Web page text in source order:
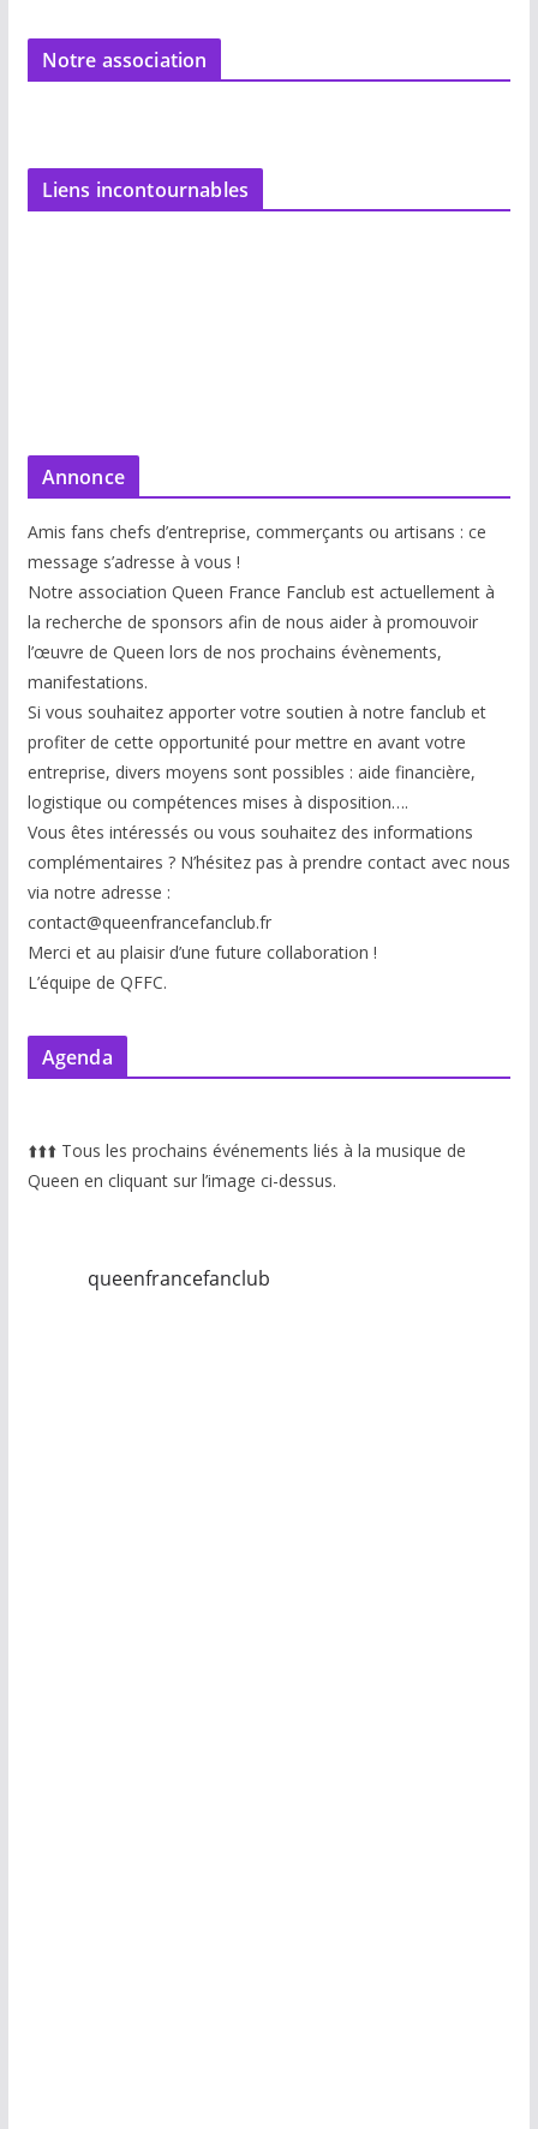
Notre association
Liens incontournables
Annonce
Amis fans chefs d’entreprise, commerçants ou artisans : ce
message s’adresse à vous !
Notre association Queen France Fanclub est actuellement à
la recherche de sponsors afin de nous aider à promouvoir
l’œuvre de Queen lors de nos prochains évènements,
manifestations.
Si vous souhaitez apporter votre soutien à notre fanclub et
profiter de cette opportunité pour mettre en avant votre
entreprise, divers moyens sont possibles : aide financière,
logistique ou compétences mises à disposition….
Vous êtes intéressés ou vous souhaitez des informations
complémentaires ? N’hésitez pas à prendre contact avec nous
via notre adresse :
contact@queenfrancefanclub.fr
Merci et au plaisir d’une future collaboration !
L’équipe de QFFC.
Agenda
⬆️⬆️⬆️ Tous les prochains événements liés à la musique de
Queen en cliquant sur l’image ci-dessus.
queenfrancefanclub